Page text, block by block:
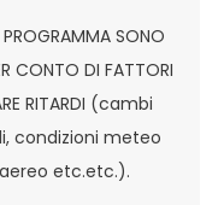
PROGRAMMA SONO
CONTO DI FATTORI
RITARDI (cambi
condizioni meteo
etc.etc.).